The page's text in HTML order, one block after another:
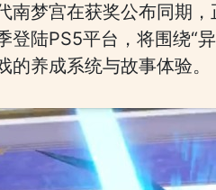
南梦宫在获奖公布同期
登陆PS5平台，将围绕“
养成系统与故事体验。